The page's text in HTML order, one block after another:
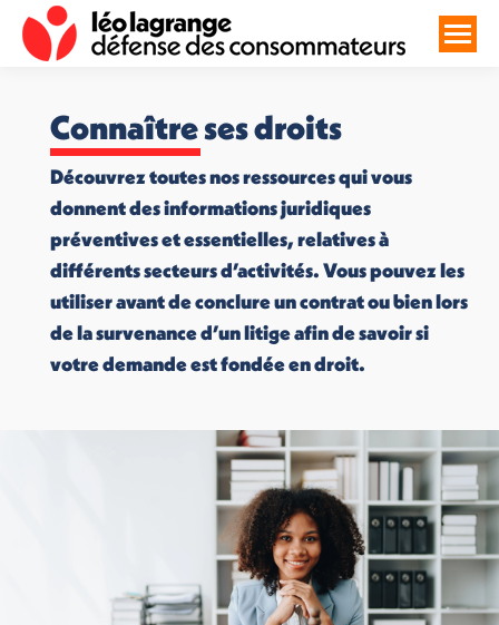
Connaître ses droits
Découvrez toutes nos ressources qui vous
donnent des informations juridiques
préventives et essentielles, relatives à
différents secteurs d’activités. Vous pouvez les
utiliser avant de conclure un contrat ou bien lors
de la survenance d’un litige afin de savoir si
votre demande est fondée en droit.